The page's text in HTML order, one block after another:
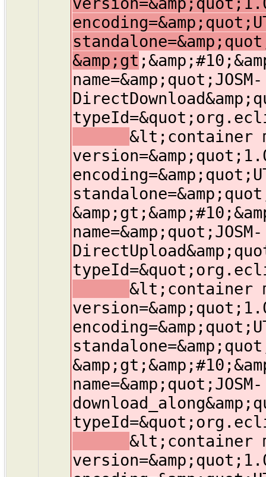
&amp;gt
name=&amp;quot;JOSM-
&lt;container
name=&amp;quot;JOSM-
&lt;container
name=&amp;quot;JOSM-
&lt;container